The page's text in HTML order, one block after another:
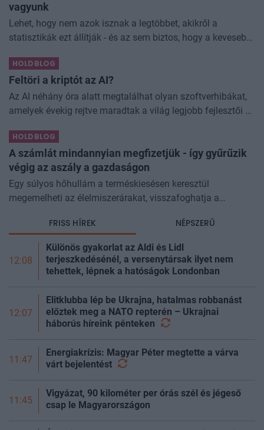
vagyunk
Lehet, hogy nem azok isznak a legtöbbet, akikről a
statisztikák ezt állítják - és az sem biztos, hogy a kevesebb
Kevesebb alkoholt iszunk
HOLDBLOG
Feltöri a kriptót az AI?
Az AI néhány óra alatt megtalálhat olyan szoftverhibákat,
amelyek évekig rejtve maradtak a világ legjobb fejlesztői és
különösen nagy...
HOLDBLOG
A számlát mindannyian megfizetjük - így gyűrűzik
végig az aszály a gazdaságon
Egy súlyos hőhullám a terméskiesésen keresztül
megemelheti az élelmiszerárakat, visszafoghatja a
még az állam finanszírozását is m
FRISS HÍREK NÉPSZERŰ
12:08
Különös gyakorlat az Aldi és Lidl
terjeszkedésénél, a versenytársak ilyet nem
tehettek, lépnek a hatóságok Londonban
12:07
Elitklubba lép be Ukrajna, hatalmas robbanást
előztek meg a NATO repterén – Ukrajnai
háborús híreink pénteken
11:47
Energiakrízis: Magyar Péter megtette a várva
várt bejelentést
11:45
Vigyázat, 90 kilométer per órás szél és jégeső
csap le Magyarországon